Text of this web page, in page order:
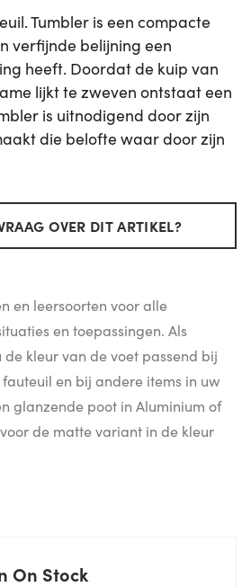
Tumbler is een compacte
verfijnde belijning een
heeft. Doordat de kuip van
lijkt te zweven ontstaat een
is uitnodigend door zijn
die belofte waar door zijn
OVER DIT ARTIKEL?
en leersoorten voor alle
en toepassingen. Als
kleur van de voet passend bij
en bij andere items in uw
glanzende poot in Aluminium of
de matte variant in de kleur
On Stock